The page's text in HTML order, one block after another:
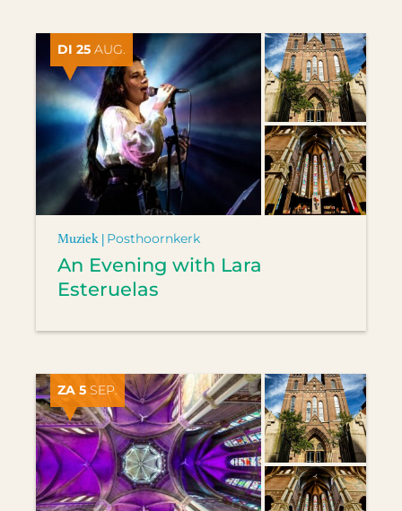
DI 25 AUG.
Muziek | Posthoornkerk
An Evening with Lara
Esteruelas
ZA 5 SEP.